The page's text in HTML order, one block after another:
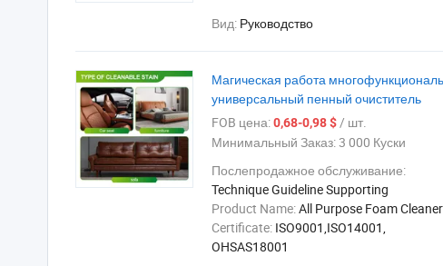
Вид: Руководство
Магическая работа
универсальный пенный очиститель
FOB цена:0,68-0,98 $/ шт.
Минимальный Заказ:3 000 Куски
Послепродажное обслуживание:
Technique Guideline Supporting
Product Name:All Purpose Foam Cleaner
Certificate: ISO9001,ISO14001,
OHSAS18001